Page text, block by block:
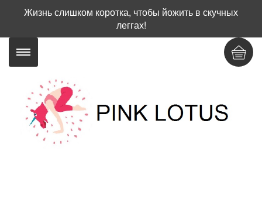
Жизнь слишком коротка, чтобы йожить в скучных
леггах!